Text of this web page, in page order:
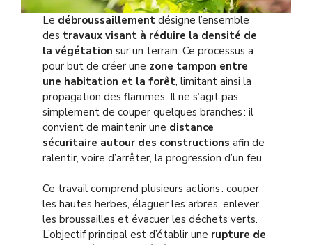
Le débroussaillement désigne l’ensemble
des travaux visant à réduire la densité de
la végétation sur un terrain. Ce processus a
pour but de créer une zone tampon entre
une habitation et la forêt, limitant ainsi la
propagation des flammes. Il ne s’agit pas
simplement de couper quelques branches : il
convient de maintenir une distance
sécuritaire autour des constructions afin de
ralentir, voire d’arrêter, la progression d’un feu.
Ce travail comprend plusieurs actions : couper
les hautes herbes, élaguer les arbres, enlever
les broussailles et évacuer les déchets verts.
L’objectif principal est d’établir une rupture de